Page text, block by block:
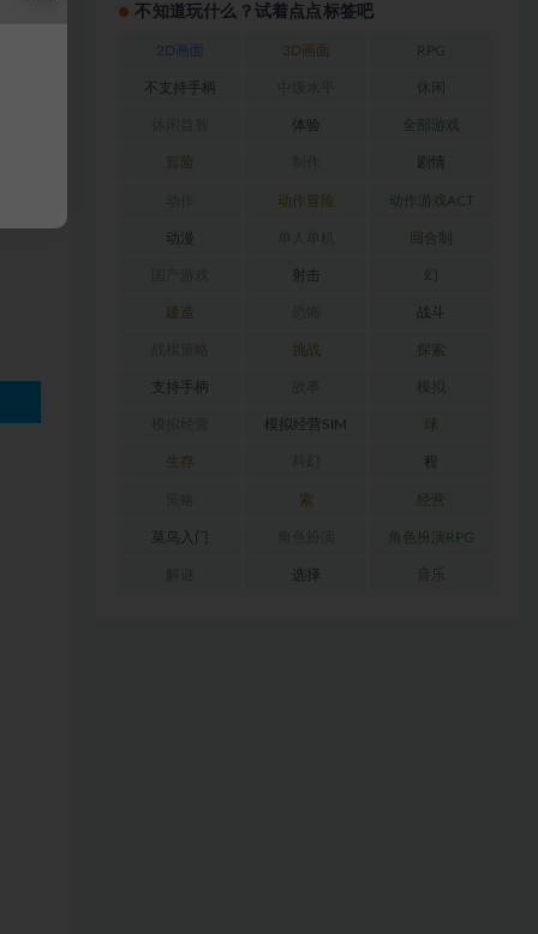
不知道玩什么？试着点点标签吧
2D画面 3D画面 RPG
不支持手柄 休闲
体验 全部游戏
冒险 剧情
动作冒险 动作游戏ACT
动漫 回合制
射击 幻
建造 战斗
挑战 探索
支持手柄 模拟
模拟经营SIM 球
生存 程
索 经营
菜鸟入门 角色扮演RPG
选择 音乐